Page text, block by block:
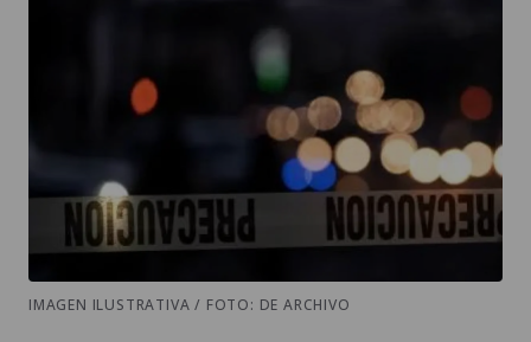
IMAGEN ILUSTRATIVA / FOTO: DE ARCHIVO